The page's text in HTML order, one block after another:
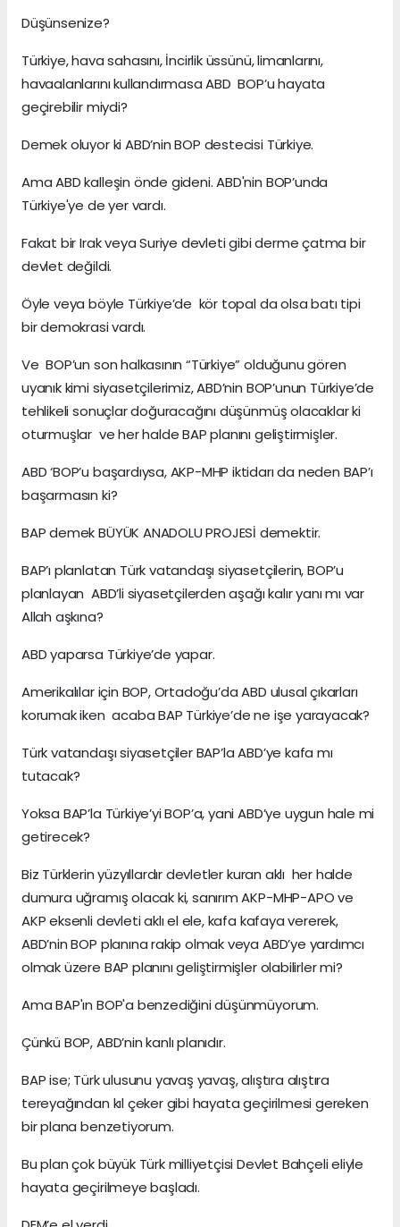
Düşünsenize?
Türkiye, hava sahasını, İncirlik üssünü, limanlarını,
havaalanlarını kullandırmasa ABD BOP’u hayata
geçirebilir miydi?
Demek oluyor ki ABD’nin BOP destecisi Türkiye.
Ama ABD kalleşin önde gideni. ABD'nin BOP’unda
Türkiye'ye de yer vardı.
Fakat bir Irak veya Suriye devleti gibi derme çatma bir
devlet değildi.
Öyle veya böyle Türkiye’de kör topal da olsa batı tipi
bir demokrasi vardı.
Ve BOP’un son halkasının “Türkiye” olduğunu gören
uyanık kimi siyasetçilerimiz, ABD’nin BOP’unun Türkiye’de
tehlikeli sonuçlar doğuracağını düşünmüş olacaklar ki
oturmuşlar ve her halde BAP planını geliştirmişler.
ABD ‘BOP’u başardıysa, AKP-MHP iktidarı da neden BAP’ı
başarmasın ki?
BAP demek BÜYÜK ANADOLU PROJESİ demektir.
BAP’ı planlatan Türk vatandaşı siyasetçilerin, BOP’u
planlayan ABD’li siyasetçilerden aşağı kalır yanı mı var
Allah aşkına?
ABD yaparsa Türkiye’de yapar.
Amerikalılar için BOP, Ortadoğu’da ABD ulusal çıkarları
korumak iken acaba BAP Türkiye’de ne işe yarayacak?
Türk vatandaşı siyasetçiler BAP’la ABD’ye kafa mı
tutacak?
Yoksa BAP’la Türkiye’yi BOP’a, yani ABD’ye uygun hale mi
getirecek?
Biz Türklerin yüzyıllardır devletler kuran aklı her halde
dumura uğramış olacak ki, sanırım AKP-MHP-APO ve
AKP eksenli devleti aklı el ele, kafa kafaya vererek,
ABD’nin BOP planına rakip olmak veya ABD’ye yardımcı
olmak üzere BAP planını geliştirmişler olabilirler mi?
Ama BAP'ın BOP'a benzediğini düşünmüyorum.
Çünkü BOP, ABD’nin kanlı planıdır.
BAP ise; Türk ulusunu yavaş yavaş, alıştıra alıştıra
tereyağından kıl çeker gibi hayata geçirilmesi gereken
bir plana benzetiyorum.
Bu plan çok büyük Türk milliyetçisi Devlet Bahçeli eliyle
hayata geçirilmeye başladı.